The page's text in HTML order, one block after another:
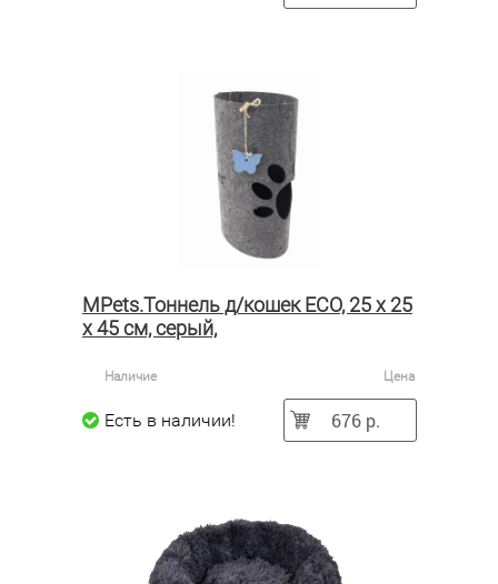
MPets.Тоннель д/кошек ECO, 25 x 25
x 45 см, серый,
Наличие Цена
Есть в наличии! 676 р.